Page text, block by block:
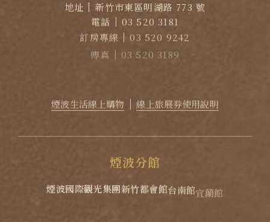
地址
新竹市東區明湖路 773 號
電話
03 520 3181
訂房專線
03 520 9242
傳真
03 520 3189
煙波生活線上購物
線上旅展券使用說明
煙波分館
煙波國際觀光集團新竹都會館台南館宜蘭館
蘇澳四季雙泉館